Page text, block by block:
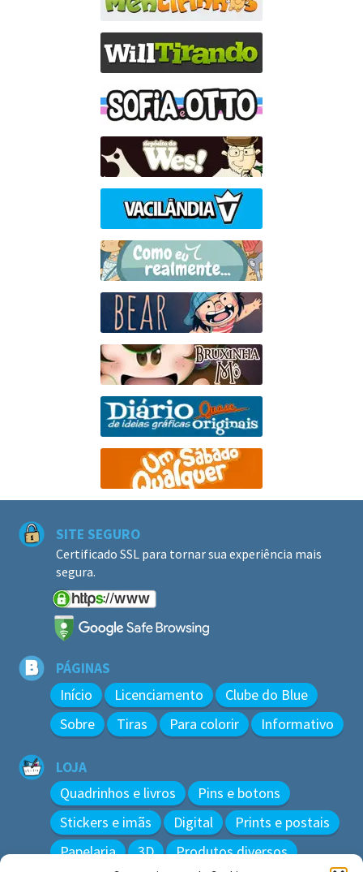
SITE SEGURO
Certificado SSL para tornar sua experiência mais
segura.
PÁGINAS
Início Licenciamento
Clube do Blue
Sobre
Tiras Para colorir Informativo
LOJA
Quadrinhos e livros
Pins e botons
Stickers e imãs
Digital
Prints e postais
Papelaria
3D Produtos diversos